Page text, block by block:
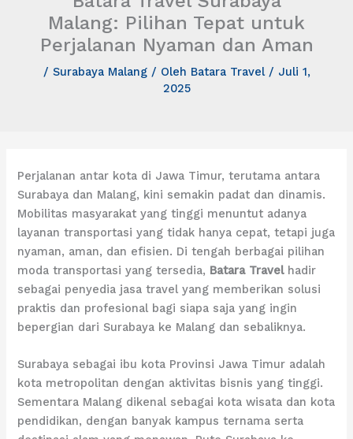
Malang: Pilihan Tepat untuk
Perjalanan Nyaman dan Aman
/ Surabaya Malang/ Oleh Batara Travel / Juli 1,
2025
Perjalanan antar kota di Jawa Timur, terutama antara
Surabaya dan Malang, kini semakin padat dan dinamis.
Mobilitas masyarakat yang tinggi menuntut adanya
layanan transportasi yang tidak hanya cepat, tetapi juga
nyaman, aman, dan efisien. Di tengah berbagai pilihan
moda transportasi yang tersedia, Batara Travelhadir
sebagai penyedia jasa travel yang memberikan solusi
praktis dan profesional bagi siapa saja yang ingin
bepergian dari Surabaya ke Malang dan sebaliknya.
Surabaya sebagai ibu kota Provinsi Jawa Timur adalah
kota metropolitan dengan aktivitas bisnis yang tinggi.
Sementara Malang dikenal sebagai kota wisata dan kota
pendidikan, dengan banyak kampus ternama serta